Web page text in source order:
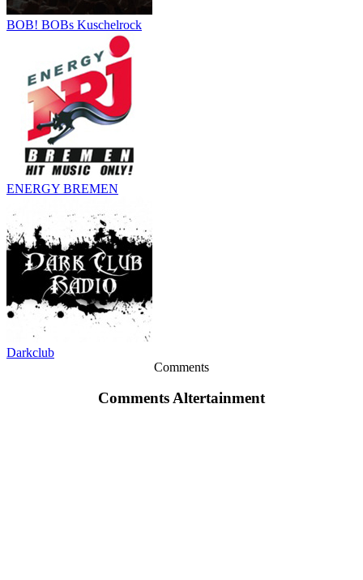
BOB! BOBs Kuschelrock
ENERGY BREMEN
Darkclub
Comments
Comments Altertainment